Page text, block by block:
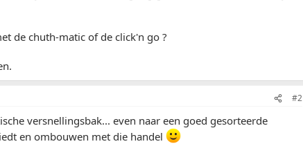
de chuth-matic of de click'n go ?
#2
versnellingsbak... even naar een goed gesorteerde
en ombouwen met die handel